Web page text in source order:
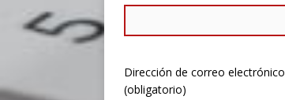
Dirección de correo electrónico
(obligatorio)